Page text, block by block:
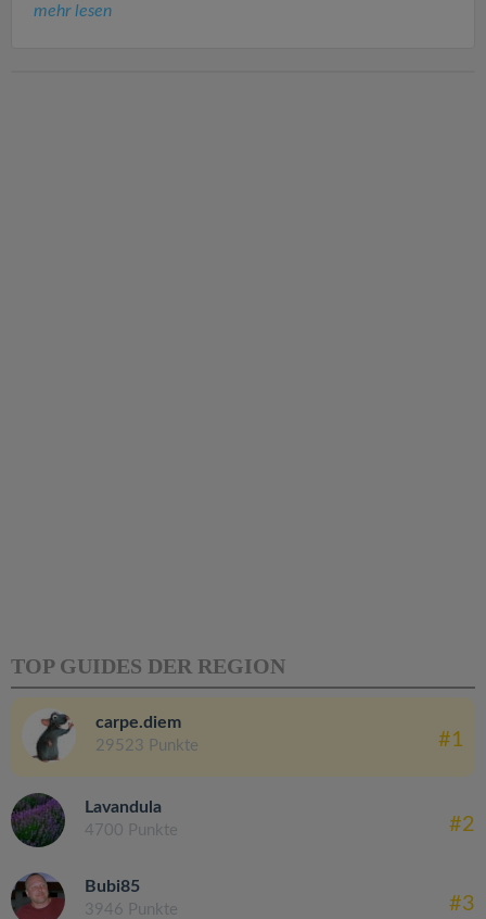
mehr lesen
TOP GUIDES DER REGION
carpe.diem
29523 Punkte #1
Lavandula
4700 Punkte #2
Bubi85
3946 Punkte #3